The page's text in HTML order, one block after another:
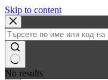
Skip to content
No results